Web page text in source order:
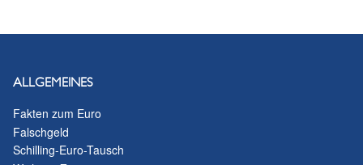
ALLGEMEINES
Fakten zum Euro
Falschgeld
Schilling-Euro-Tausch